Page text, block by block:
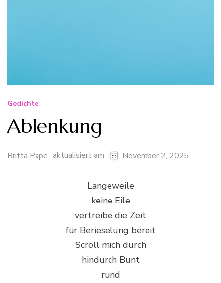
Gedichte
Ablenkung
Britta Pape aktualisiert am November 2, 2025
Langeweile
keine Eile
vertreibe die Zeit
für Berieselung bereit
Scroll mich durch
hindurch Bunt
rund